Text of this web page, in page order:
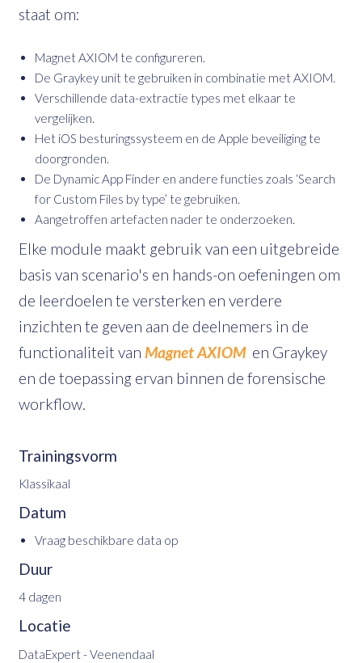
staat om:
Magnet AXIOM te configureren.
De Graykey unit te gebruiken in combinatie met AXIOM.
Verschillende data-extractie types met elkaar te
vergelijken.
Het iOS besturingssysteem en de Apple beveiliging te
doorgronden.
De Dynamic App Finder en andere functies zoals ‘Search
for Custom Files by type’ te gebruiken.
Aangetroffen artefacten nader te onderzoeken.
Elke module maakt gebruik van een uitgebreide
basis van scenario's en hands-on oefeningen om
de leerdoelen te versterken en verdere
inzichten te geven aan de deelnemers in de
functionaliteit van Magnet AXIOM en Graykey
en de toepassing ervan binnen de forensische
workflow.
Trainingsvorm
Klassikaal
Datum
Vraag beschikbare data op
Duur
4 dagen
Locatie
DataExpert - Veenendaal